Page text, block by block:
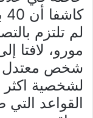
لم تلتزم
مورو، لافتا
شخص معتدل
لشخصية اكثر
القواعد